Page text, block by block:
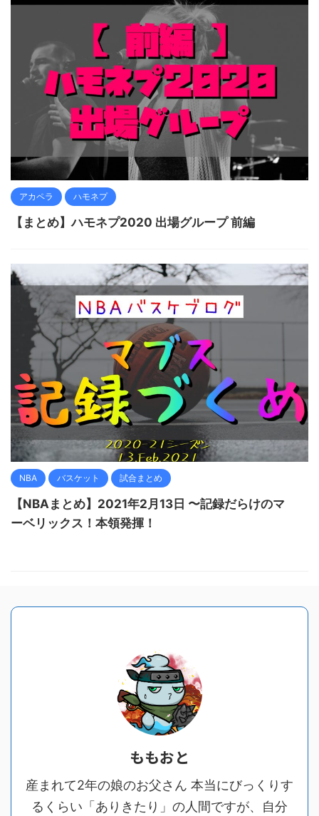
アカペラ ハモネプ
【まとめ】ハモネプ2020 出場グループ 前編
NBA バスケット 試合まとめ
【NBAまとめ】2021年2月13日 〜記録だらけのマ
ーベリックス！本領発揮！
ももおと
産まれて2年の娘のお父さん 本当にびっくりす
るくらい「ありきたり」の人間ですが、自分